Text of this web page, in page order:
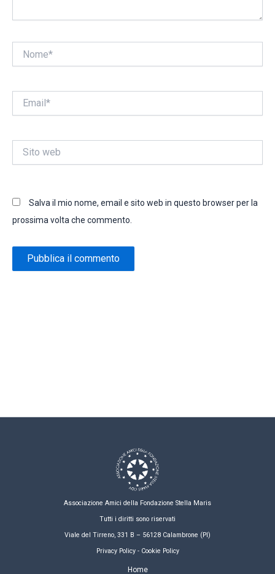
web
Salva il mio nome, email e sito web in questo browser per la
prossima volta che commento.
Associazione Amici della Fondazione Stella Maris
Tutti i diritti sono riservati
Viale del Tirreno, 331 B – 56128 Calambrone (PI)
Privacy Policy - Cookie Policy
Home